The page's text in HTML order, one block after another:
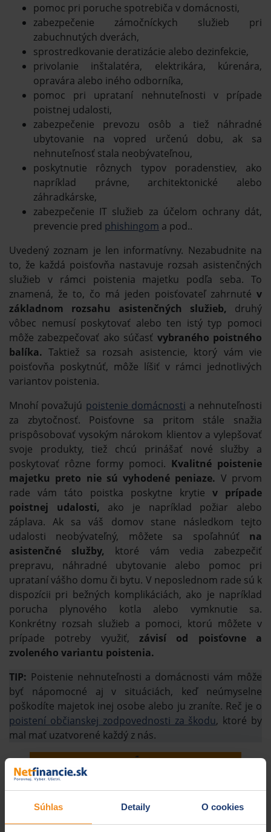
Súhlas Detaily O cookies
pomoc pri poruche spotrebiča v domácnosti,
zabezpečenie zámočníckych služieb pri
zabuchnutých dverách,
sprostredkovanie deratizácie alebo dezinfekcie,
privolanie inštalatéra, elektrikára, kúrenára,
opravára alebo iného odborníka,
pomoc pri uprataní nehnuteľnosti v prípade
poistnej udalosti,
zabezpečenie prevozu osôb a tiež náhradné
ubytovanie na vopred určenú dobu, ak sa
nehnuteľnosť stala neobývateľnou,
poskytnutie rôznych typov poradenstiev, ako
napríklad právne, architektonické alebo
záhradkárske,
zabezpečenie IT služieb za účelom ochrany dát,
prevencie pred phishingom a pod..
Uvedený zoznam je len informatívny. Nezabudnite na
to, že každá poisťovňa nastavuje rozsah asistenčných
služieb v rámci poistenia majetku podľa seba. To
znamená, že to, čo má jeden poisťovateľ zahrnuté v
základnom rozsahu asistenčných služieb, druhý
vôbec nemusí poskytovať alebo ten istý typ pomoci
môže zabezpečovať ako súčasť vybraného poistného
balíka. Taktiež sa rozsah asistencie, ktorý vám vie
poisťovňa poskytnúť, môže líšiť v rámci jednotlivých
variantov poistenia.
Mnohí považujú poistenie domácnosti a nehnuteľnosti
za zbytočnosť. Poisťovne sa pritom stále snažia
prispôsobovať vysokým nárokom klientov a vylepšovať
svoje produkty, tiež chcú prinášať nové služby a
poskytovať rôzne formy pomoci. Kvalitné poistenie
majetku preto nie sú vyhodené peniaze. V prvom
rade vám táto poistka poskytne krytie v prípade
poistnej udalosti, ako je napríklad požiar alebo
záplava. Ak sa váš domov stane následkom tejto
udalosti neobývateľný, môžete sa spoľahnúť na
asistenčné služby, ktoré vám vedia zabezpečiť
prepravu, náhradné ubytovanie alebo pomoc pri
uprataní vášho domu či bytu. V neposlednom rade sú k
dispozícii pri bežných komplikáciách, ako je napríklad
porucha plynového kotla alebo vymknutie sa.
Konkrétny rozsah služieb a pomoci, ktorú môžete v
prípade potreby využiť, závisí od poisťovne a
zvoleného variantu poistenia.
TIP: Poistenie nehnuteľnosti a domácnosti vám môže
byť nápomocné aj v situáciách, keď neúmyselne
poškodíte majetok inej osobe alebo ju zraníte. Reč je o
poistení občianskej zodpovednosti za škodu, ktoré by
mal mať uzatvorené každý z nás.